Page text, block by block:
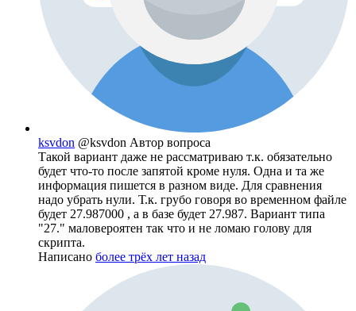
ksvdon @ksvdon Автор вопроса
Такой вариант даже не рассматриваю т.к. обязательно
будет что-то после запятой кроме нуля. Одна и та же
информация пишется в разном виде. Для сравнения
надо убрать нули. Т.к. грубо говоря во временном файле
будет 27.987000 , а в базе будет 27.987. Вариант типа
"27." маловероятен так что и не ломаю голову для
скрипта.
Написано более трёх лет назад